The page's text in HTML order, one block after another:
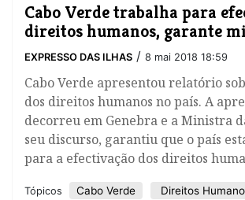
Cabo Verde trabalha para
direitos humanos, garante
EXPRESSO DAS ILHAS / 8 mai 2018 18:59
Cabo Verde apresentou relatório
dos direitos humanos no país. A
decorreu em Genebra e a Ministra
seu discurso, garantiu que o país
para a efectivação dos direitos
Tópicos Cabo Verde Direitos